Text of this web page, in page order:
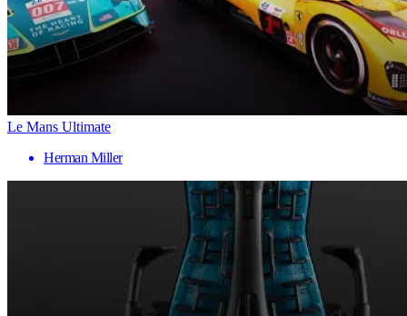
Le Mans Ultimate
Herman Miller